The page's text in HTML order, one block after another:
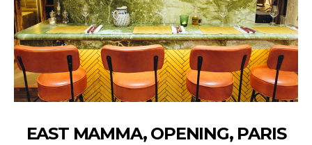
EAST MAMMA, OPENING, PARIS